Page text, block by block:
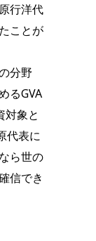
行洋代
ことが
分野
るGVA
対象と
代表に
ら世の
信でき